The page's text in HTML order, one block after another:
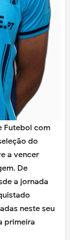
Futebol com
do
a vencer
De
a jornada
neste seu
primeira